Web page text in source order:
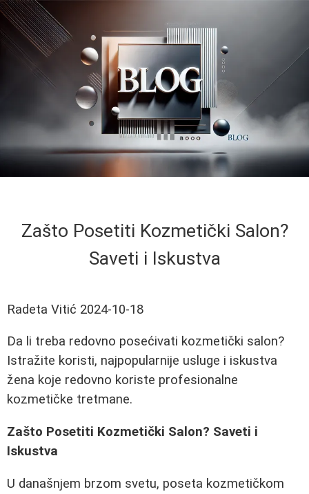
Zašto Posetiti Kozmetički Salon?
Saveti i Iskustva
Radeta Vitić 2024-10-18
Da li treba redovno posećivati kozmetički salon?
Istražite koristi, najpopularnije usluge i iskustva
žena koje redovno koriste profesionalne
kozmetičke tretmane.
Zašto Posetiti Kozmetički Salon? Saveti i
Iskustva
U današnjem brzom svetu, poseta kozmetičkom